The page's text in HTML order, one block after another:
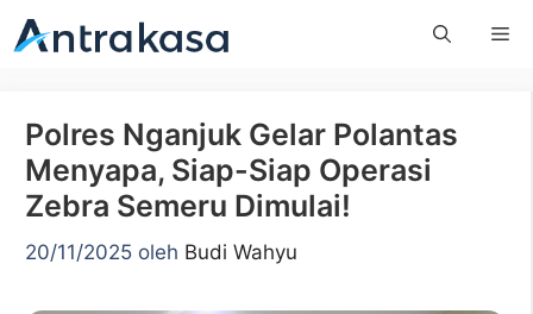
Langsung
ke
Polres Nganjuk Gelar Polantas
Menyapa, Siap-Siap Operasi
Zebra Semeru Dimulai!
20/11/2025 oleh Budi Wahyu